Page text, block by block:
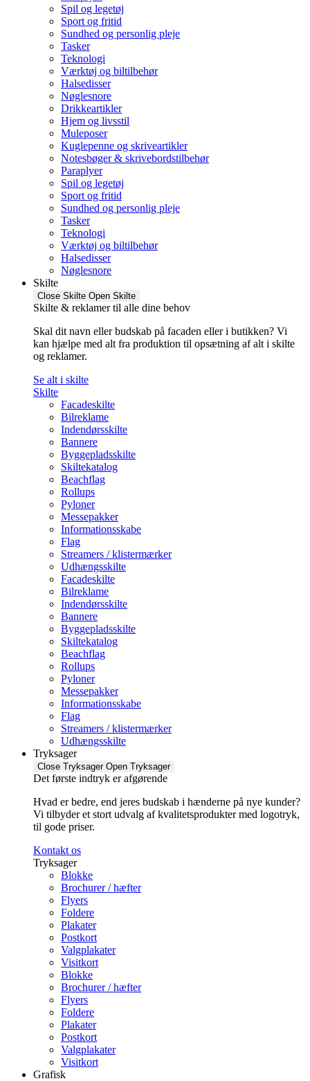
Spil og legetøj
Sport og fritid
Sundhed og personlig pleje
Tasker
Teknologi
Værktøj og biltilbehør
Halsedisser
Nøglesnore
Drikkeartikler
Hjem og livsstil
Muleposer
Kuglepenne og skriveartikler
Notesbøger & skrivebordstilbehør
Paraplyer
Spil og legetøj
Sport og fritid
Sundhed og personlig pleje
Tasker
Teknologi
Værktøj og biltilbehør
Halsedisser
Nøglesnore
Skilte
Close Skilte Open Skilte
Skilte & reklamer til alle dine behov
Skal dit navn eller budskab på facaden eller i butikken? Vi
kan hjælpe med alt fra produktion til opsætning af alt i skilte
og reklamer.
Se alt i skilte
Skilte
Facadeskilte
Bilreklame
Indendørsskilte
Bannere
Byggepladsskilte
Skiltekatalog
Beachflag
Rollups
Pyloner
Messepakker
Informationsskabe
Flag
Streamers / klistermærker
Udhængsskilte
Facadeskilte
Bilreklame
Indendørsskilte
Bannere
Byggepladsskilte
Skiltekatalog
Beachflag
Rollups
Pyloner
Messepakker
Informationsskabe
Flag
Streamers / klistermærker
Udhængsskilte
Tryksager
Close Tryksager Open Tryksager
Det første indtryk er afgørende
Hvad er bedre, end jeres budskab i hænderne på nye kunder?
Vi tilbyder et stort udvalg af kvalitetsprodukter med logotryk,
til gode priser.
Kontakt os
Tryksager
Blokke
Brochurer / hæfter
Flyers
Foldere
Plakater
Postkort
Valgplakater
Visitkort
Blokke
Brochurer / hæfter
Flyers
Foldere
Plakater
Postkort
Valgplakater
Visitkort
Grafisk